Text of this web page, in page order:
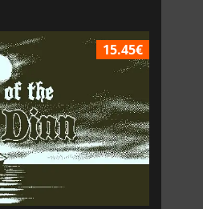
15.45€